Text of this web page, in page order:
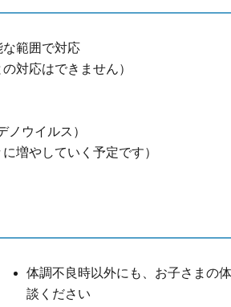
範囲で対応
対応はできません）
ノウイルス）
増やしていく予定です）
体調不良時以外にも、お子さまの
談ください